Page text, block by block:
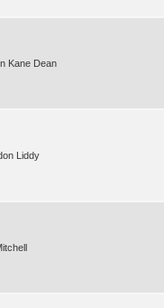
Kane Dean
Liddy